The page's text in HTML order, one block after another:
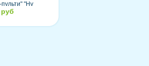
"Ну